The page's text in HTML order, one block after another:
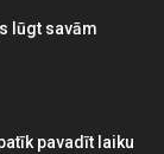
lūgt savām
pavadīt laiku